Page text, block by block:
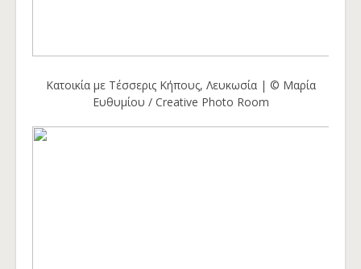
Κατοικία με Τέσσερις Κήπους, Λευκωσία | © Μαρία
Ευθυμίου / Creative Photo Room